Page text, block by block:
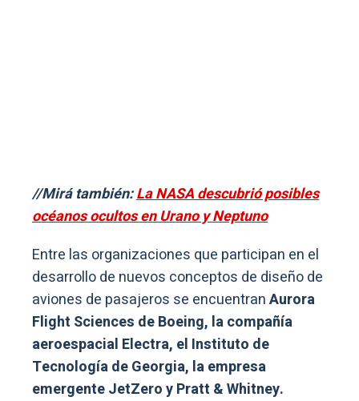
//Mirá también:La NASA descubrió posibles
océanos ocultos en Urano y Neptuno
Entre las organizaciones que participan en el
desarrollo de nuevos conceptos de diseño de
aviones de pasajeros se encuentranAurora
Flight Sciences de Boeing, la compañía
aeroespacial Electra, el Instituto de
Tecnología de Georgia, la empresa
emergente JetZero y Pratt & Whitney.